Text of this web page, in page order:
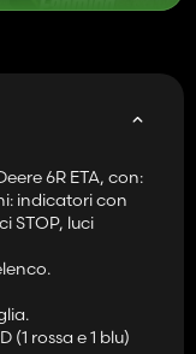
del tetto.
6R ETA, con:
indicatori con
STOP, luci
rossa e 1 blu)